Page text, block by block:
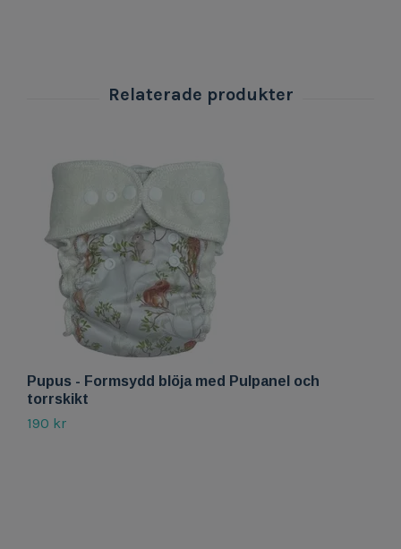
Pupus - Formsydd blöja med Pulpanel och
torrskikt
190 kr